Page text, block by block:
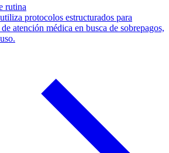
rutina
protocolos estructurados para
atención médica en busca de sobrepagos,